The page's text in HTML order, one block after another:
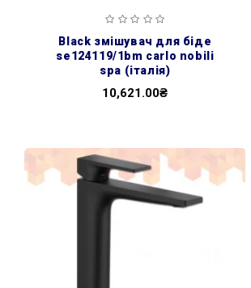
black змішувач для біде
se124119/1bm carlo nobili
spa (італія)
10,621.00₴